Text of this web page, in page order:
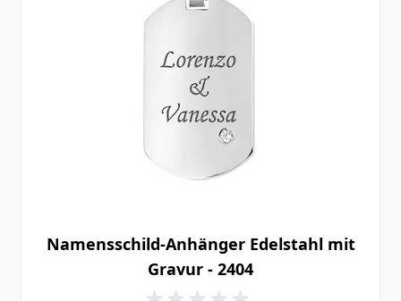
Namensschild-Anhänger Edelstahl mit
Gravur - 2404